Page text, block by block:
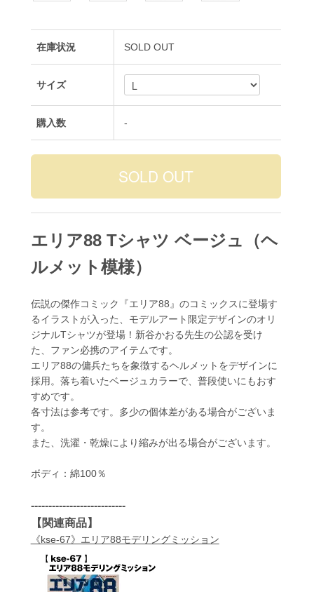
在庫状況 SOLD OUT
サイズ
購入数 -
エリア88 Tシャツ ベージュ（ヘ
ルメット模様）
伝説の傑作コミック『エリア88』のコミックスに登場す
るイラストが入った、モデルアート限定デザインのオリ
ジナルTシャツが登場！新谷かおる先生の公認を受け
た、ファン必携のアイテムです。
エリア88の傭兵たちを象徴するヘルメットをデザインに
採用。落ち着いたベージュカラーで、普段使いにもおす
すめです。
各寸法は参考です。多少の個体差がある場合がございま
す。
また、洗濯・乾燥により縮みが出る場合がございます。
ボディ：綿100％
---------------------------
【関連商品】
《kse-67》エリア88モデリングミッション